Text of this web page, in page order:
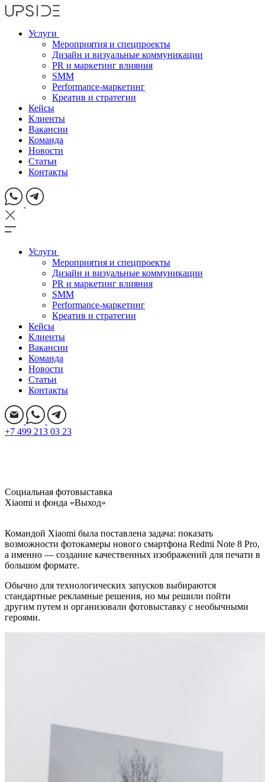
Услуги
Мероприятия и спецпроекты
Дизайн и визуальные коммуникации
PR и маркетинг влияния
SMM
Performance-маркетинг
Креатив и стратегии
Кейсы
Клиенты
Вакансии
Команда
Новости
Статьи
Контакты
Услуги
Мероприятия и спецпроекты
Дизайн и визуальные коммуникации
PR и маркетинг влияния
SMM
Performance-маркетинг
Креатив и стратегии
Кейсы
Клиенты
Вакансии
Команда
Новости
Статьи
Контакты
+7 499 213 03 23
Социальная фотовыставка
Xiaomi и фонда «Выход»
Командой Xiaomi была поставлена задача: показать
возможности фотокамеры нового смартфона Redmi Note 8 Pro,
а именно — создание качественных изображений для печати в
большом формате.
Обычно для технологических запусков выбираются
стандартные рекламные решения, но мы решили пойти
другим путем и организовали фотовыставку с необычными
героями.